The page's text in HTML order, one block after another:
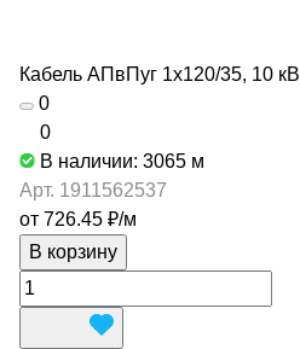
Кабель АПвПуг 1х120/35, 10 кВ
0
0
В наличии: 3065 м
Арт. 1911562537
от 726.45 ₽/м
В корзину